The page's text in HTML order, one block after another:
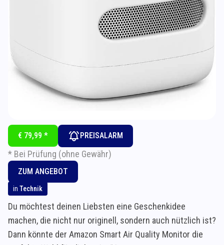
€ 79,99 * PREISALARM
* Bei Prüfung (ohne Gewähr)
ZUM ANGEBOT
in Technik
Du möchtest deinen Liebsten eine Geschenkidee
machen, die nicht nur originell, sondern auch nützlich ist?
Dann könnte der Amazon Smart Air Quality Monitor die